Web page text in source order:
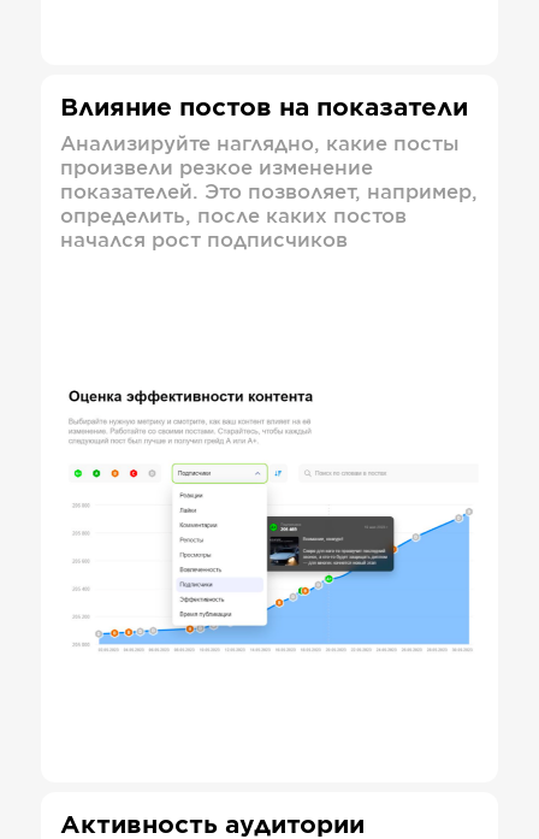
Влияние постов на показатели
Анализируйте наглядно, какие посты
произвели резкое изменение
показателей. Это позволяет, например,
определить, после каких постов
начался рост подписчиков
Активность аудитории